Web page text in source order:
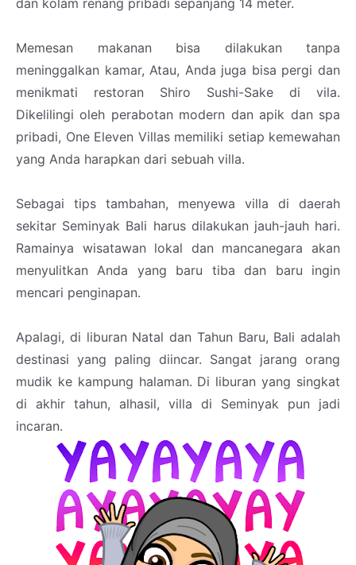
Memesan makanan bisa dilakukan tanpa
meninggalkan kamar, Atau, Anda juga bisa pergi dan
menikmati restoran Shiro Sushi-Sake di vila.
Dikelilingi oleh perabotan modern dan apik dan spa
pribadi, One Eleven Villas memiliki setiap kemewahan
yang Anda harapkan dari sebuah villa.
Sebagai tips tambahan, menyewa villa di daerah
sekitar Seminyak Bali harus dilakukan jauh-jauh hari.
Ramainya wisatawan lokal dan mancanegara akan
menyulitkan Anda yang baru tiba dan baru ingin
mencari penginapan.
Apalagi, di liburan Natal dan Tahun Baru, Bali adalah
destinasi yang paling diincar. Sangat jarang orang
mudik ke kampung halaman. Di liburan yang singkat
di akhir tahun, alhasil, villa di Seminyak pun jadi
incaran.